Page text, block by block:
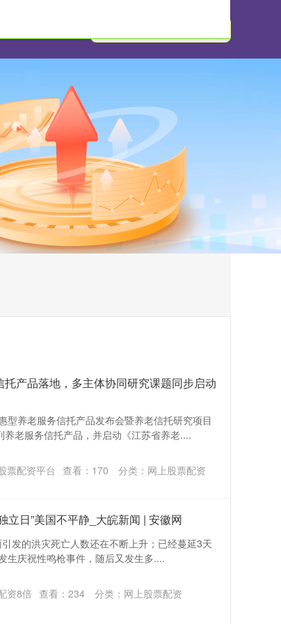
产品落地，多主体协同研究课题同步启动
型养老服务信托产品发布会暨养老信托研究项目
老服务信托产品，并启动《江苏省养老....
票配资平台 查看： 170 分类： 网上股票配资
立日”美国不平静_大皖新闻 | 安徽网
发的洪灾死亡人数还在不断上升；已经蔓延3天
生庆祝性鸣枪事件，随后又发生多....
资8倍 查看： 234 分类： 网上股票配资